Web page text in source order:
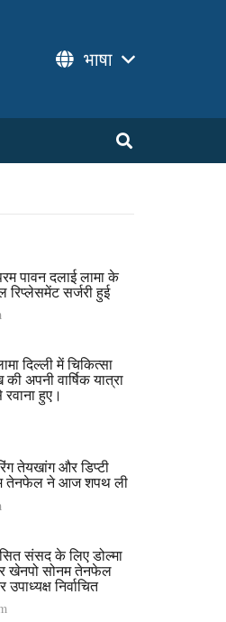
भाषा
पावन दलाई लामा के
सर्जरी हुई
दिल्ली में चिकित्सा
अपनी वार्षिक यात्रा
हुए।
तेयखांग और डिप्टी
तेनफेल ने आज शपथ ली
संसद के लिए डोल्मा
खेनपो सोनम तेनफेल
निर्वाचित